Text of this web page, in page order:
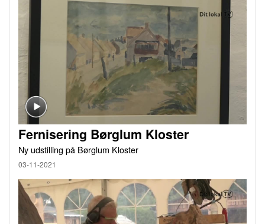
Fernisering Børglum Kloster
Ny udstilling på Børglum Kloster
03-11-2021